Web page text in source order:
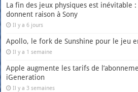
La fin des jeux physiques est inévitable
donnent raison à Sony
Il y a 6 jours
Apollo, le fork de Sunshine pour le jeu
Il y a 1 semaine
Apple augmente les tarifs de
iGeneration
Il y a 3 semaines